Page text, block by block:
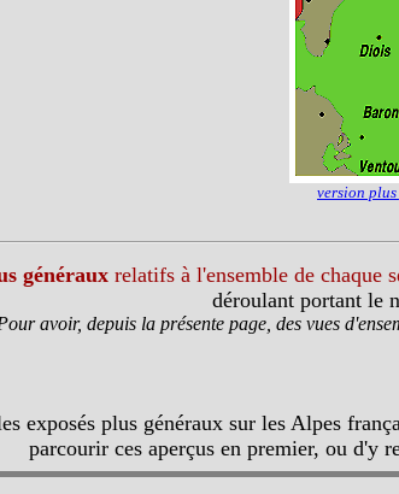
version
générauxrelatifs à l'ensemble de chaque
déroulant portant le
avoir, depuis la présente page, des vues
exposés plus généraux sur les Alpes
parcourir ces aperçus en premier, ou d'y